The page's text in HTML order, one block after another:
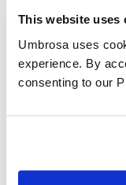
This website uses
Umbrosa uses
experience. By
consenting to our